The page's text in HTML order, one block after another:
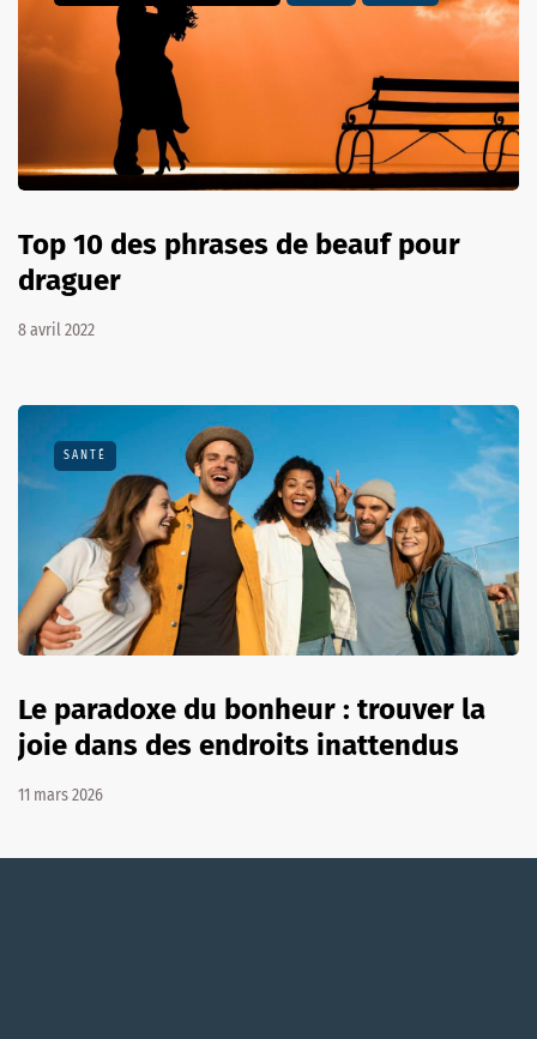
Top 10 des phrases de beauf pour
draguer
8 avril 2022
SANTÉ
Le paradoxe du bonheur : trouver la
joie dans des endroits inattendus
11 mars 2026